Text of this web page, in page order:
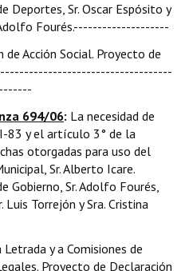
Deportes, Sr. Oscar Espósito y
Adolfo Fourés.--------------------
de Acción Social. Proyecto de
694/06: La necesidad de
83 y el artículo 3° de la
otorgadas para uso del
Sr. Alberto Icare.
Gobierno, Sr. Adolfo Fourés,
Luis Torrejón y Sra. Cristina
Letrada y a Comisiones de
Proyecto de Declaración